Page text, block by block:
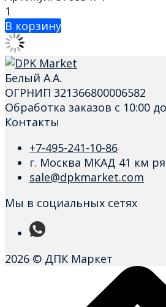
1
В корзину
Белый А.А.
ОГРНИП 321366800006582
Обработка заказов с 10:00
Контакты
+7-495-241-10-86
г. Москва МКАД 41 км
sale@dpkmarket.com
Мы в социальных сетях
2026 © ДПК Маркет